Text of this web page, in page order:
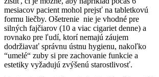
mesiacov pacient mohol prejsť na tabletkovú
formu liečby. Ošetrenie nie je vhodné pre
silných fajčiarov (10 a viac cigariet denne) a
rovnako pre ľudí, ktorí nemajú záujem
dodržiavať správnu ústnu hygienu, nakoľko
“umelé“ zuby si pre zachovanie funkcie a
estetiky vyžadujú zvýšenú starostlivosť.